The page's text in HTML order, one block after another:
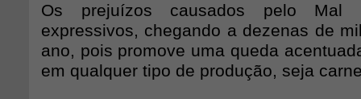
Os prejuízos causados pelo Mal
expressivos, chegando a dezenas de
ano, pois promove uma queda
em qualquer tipo de produção, seja